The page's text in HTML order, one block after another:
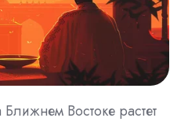
Востоке растет